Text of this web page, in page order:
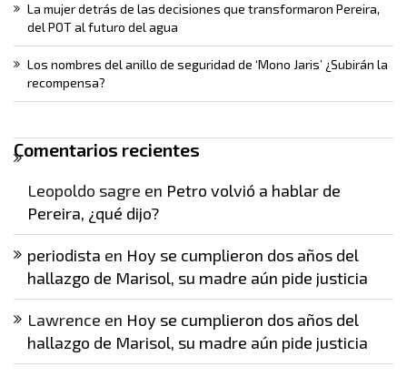
La mujer detrás de las decisiones que transformaron Pereira,
del POT al futuro del agua
Los nombres del anillo de seguridad de ‘Mono Jaris’ ¿Subirán la
recompensa?
Comentarios recientes
Leopoldo sagre en Petro volvió a hablar de
Pereira, ¿qué dijo?
periodista en Hoy se cumplieron dos años del
hallazgo de Marisol, su madre aún pide justicia
Lawrence en Hoy se cumplieron dos años del
hallazgo de Marisol, su madre aún pide justicia